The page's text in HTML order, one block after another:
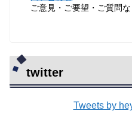
ご意見・ご要望・ご質問
twitter
Tweets by